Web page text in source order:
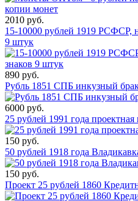
2010 руб.
15-10000 рублей 1919 РСФСР,
9 штук
890 руб.
Рубль 1851 СПБ инкузный
6000 руб.
25 рублей 1991 года
150 руб.
50 рублей 1918 года
150 руб.
Проект 25 рублей 1860